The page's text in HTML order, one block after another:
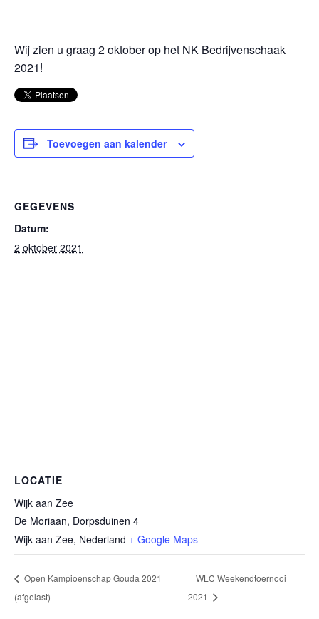
Wij zien u graag 2 oktober op het NK Bedrijvenschaak
2021!
Toevoegen aan kalender
GEGEVENS
Datum:
2 oktober 2021
LOCATIE
Wijk aan Zee
De Moriaan, Dorpsduinen 4
Wijk aan Zee, Nederland + Google Maps
Open Kampioenschap Gouda 2021
(afgelast)
WLC Weekendtoernooi
2021